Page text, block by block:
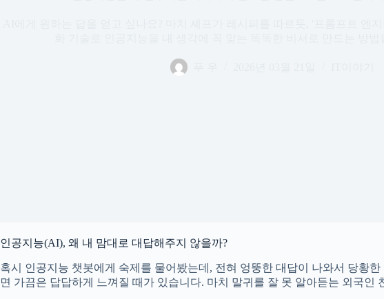
인공지능(AI), 왜 내 맘대로 대답해주지 않을까?
혹시 인공지능 챗봇에게 숙제를 물어봤는데, 전혀 엉뚱한 대답이 나와서 당황
면 가끔은 답답하게 느껴질 때가 있습니다. 마치 말귀를 잘 못 알아듣는 외국인